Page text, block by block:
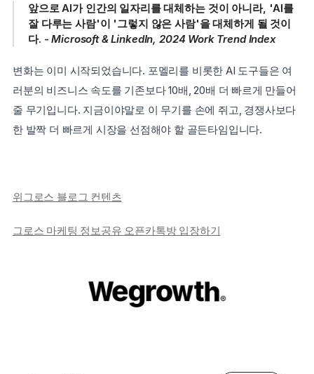
앞으로 AI가 인간의 일자리를 대체하는 것이 아니라, 'AI를
잘 다루는 사람'이 '그렇지 않은 사람'을 대체하게 될 것이
다. - Microsoft & LinkedIn, 2024 Work Trend Index
변화는 이미 시작되었습니다. 포멜리를 비롯한 AI 도구들은 여
러분의 비즈니스 속도를 기존보다 10배, 20배 더 빠르게 만들어
줄 무기입니다. 지금이야말로 이 무기를 손에 쥐고, 경쟁사보다
한 발짝 더 빠르게 시장을 선점해야 할 골든타임입니다.
위그로스 블로그 컨텐츠
그로스 마케팅 정보공유 오픈카톡방 입장하기